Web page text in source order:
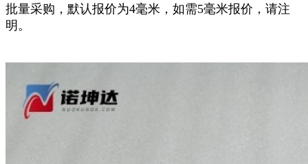
批量采购，默认报价为4毫米，如需5毫米报价，请注
明。